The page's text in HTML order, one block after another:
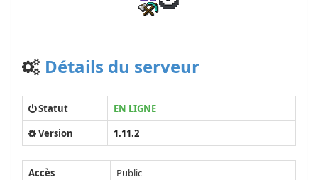
Détails du serveur
Statut
EN LIGNE
Version
1.11.2
Accès
Public